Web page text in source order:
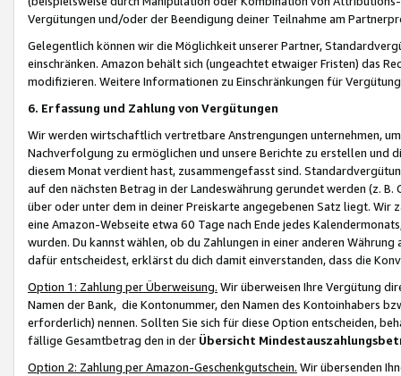
Vergütungen und/oder der Beendigung deiner Teilnahme am
Gelegentlich können wir die Möglichkeit unserer Partner,
einschränken. Amazon behält sich (ungeachtet etwaiger Fristen) das
modifizieren. Weitere Informationen zu Einschränkungen für
6. Erfassung und Zahlung von Vergütungen
Wir werden wirtschaftlich vertretbare Anstrengungen unternehmen,
Nachverfolgung zu ermöglichen und unsere Berichte zu erstellen und
diesem Monat verdient hast, zusammengefasst sind.
auf den nächsten Betrag in der Landeswährung gerundet werden (z.
über oder unter dem in deiner Preiskarte angegebenen Satz liegt.
eine Amazon-Webseite etwa 60 Tage nach Ende jedes
wurden. Du kannst wählen, ob du Zahlungen in einer anderen
dafür entscheidest, erklärst du dich damit einverstanden, dass die
Option 1: Zahlung per Überweisung. Wir überweisen Ihre Vergütung
Namen der Bank, die Kontonummer, den Namen des Kontoinhabers
erforderlich) nennen. Sollten Sie sich für diese Option entscheiden,
fällige Gesamtbetrag den in der Übersicht
Option 2: Zahlung per Amazon-Geschenkgutschein. Wir übersenden